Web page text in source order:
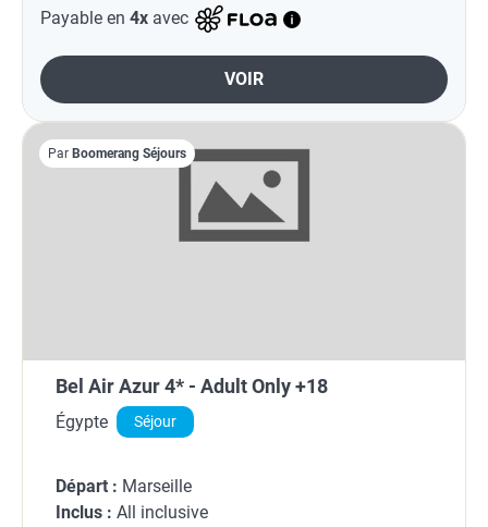
Payable en 4x avec
VOIR
Par Boomerang Séjours
Bel Air Azur 4* - Adult Only +18
Égypte Séjour
Départ : Marseille
Inclus : All inclusive